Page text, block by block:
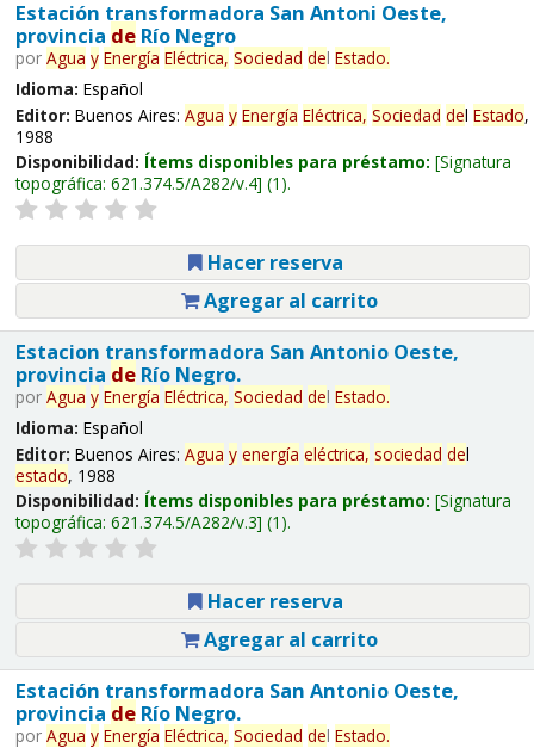
Estación transformadora San Antoni Oeste,
provincia deRío Negro
por Agua y Energía Eléctrica, Sociedad del Estado.
Idioma: Español
Editor: Buenos Aires: Agua y Energía Eléctrica, Sociedad del Estado,
1988
Disponibilidad: Ítems disponibles para préstamo: Signatura
topográfica: 621.374.5/A282/v.4 (1).
Hacer reserva
Agregar al carrito
Estacion transformadora San Antonio Oeste,
provincia deRío Negro.
por Agua y Energía Eléctrica, Sociedad del Estado.
Idioma: Español
Editor: Buenos Aires: Agua y energía eléctrica, sociedad del
estado, 1988
Disponibilidad: Ítems disponibles para préstamo: Signatura
topográfica: 621.374.5/A282/v.3 (1).
Hacer reserva
Agregar al carrito
Estación transformadora San Antonio Oeste,
provincia deRío Negro.
por Agua y Energía Eléctrica, Sociedad del Estado.